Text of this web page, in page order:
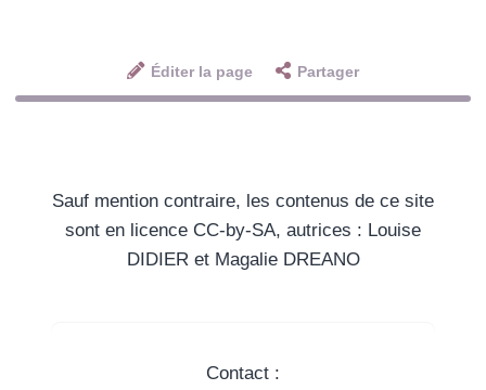
Éditer la page Partager
Sauf mention contraire, les contenus de ce site
sont en licence CC-by-SA, autrices : Louise
DIDIER et Magalie DREANO
Contact :